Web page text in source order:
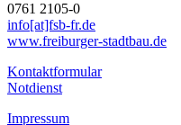
0761 2105-0
info[at]fsb-fr.de
www.freiburger-stadtbau.de
Kontaktformular
Notdienst
Impressum